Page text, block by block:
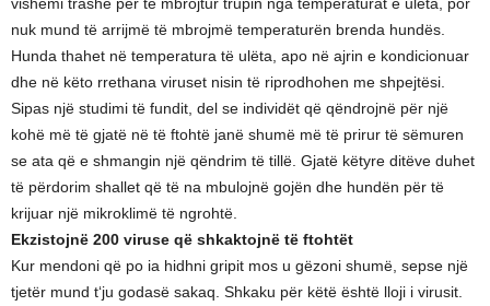
nuk mund të arrijmë të mbrojmë temperaturën brenda hundës.
Hunda thahet në temperatura të ulëta, apo në ajrin e kondicionuar
dhe në këto rrethana viruset nisin të riprodhohen me shpejtësi.
Sipas një studimi të fundit, del se individët që qëndrojnë për një
kohë më të gjatë në të ftohtë janë shumë më të prirur të sëmuren
se ata që e shmangin një qëndrim të tillë. Gjatë këtyre ditëve duhet
të përdorim shallet që të na mbulojnë gojën dhe hundën për të
krijuar një mikroklimë të ngrohtë.
Ekzistojnë 200 viruse që shkaktojnë të ftohtët
Kur mendoni që po ia hidhni gripit mos u gëzoni shumë, sepse një
tjetër mund t‘ju godasë sakaq. Shkaku për këtë është lloji i virusit.